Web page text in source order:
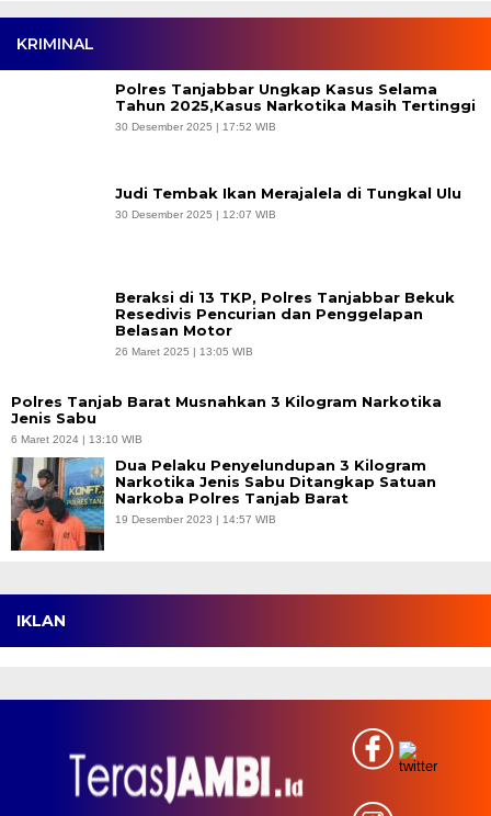
KRIMINAL
Polres Tanjabbar Ungkap Kasus Selama
Tahun 2025,Kasus Narkotika Masih Tertinggi
30 Desember 2025 | 17:52 WIB
Judi Tembak Ikan Merajalela di Tungkal Ulu
30 Desember 2025 | 12:07 WIB
Beraksi di 13 TKP, Polres Tanjabbar Bekuk
Resedivis Pencurian dan Penggelapan
Belasan Motor
26 Maret 2025 | 13:05 WIB
Polres Tanjab Barat Musnahkan 3 Kilogram Narkotika
Jenis Sabu
6 Maret 2024 | 13:10 WIB
Dua Pelaku Penyelundupan 3 Kilogram
Narkotika Jenis Sabu Ditangkap Satuan
Narkoba Polres Tanjab Barat
19 Desember 2023 | 14:57 WIB
IKLAN